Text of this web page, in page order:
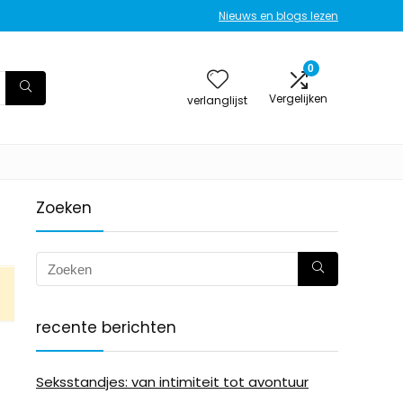
Nieuws en blogs lezen
verlanglijst
0
Vergelijken
Zoeken
recente berichten
Seksstandjes: van intimiteit tot avontuur